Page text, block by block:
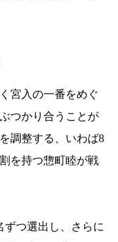
宮入の一番をめぐ
つかり合うことが
調整する、いわば8
を持つ惣町睦が戦
ずつ選出し、さらに